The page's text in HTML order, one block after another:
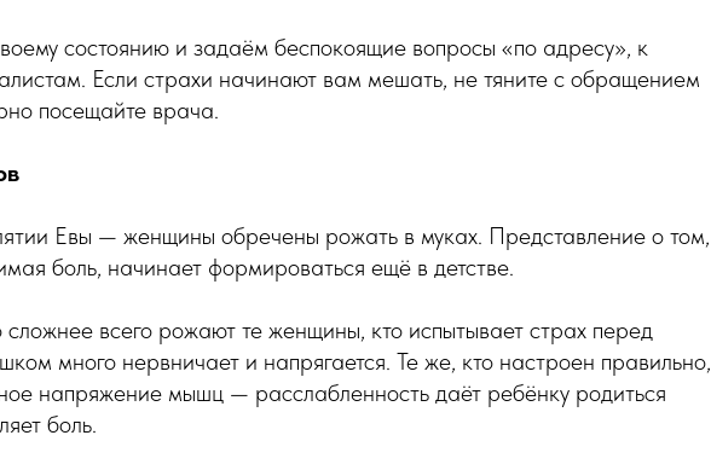
состоянию и задаём беспокоящие вопросы «по адресу», к
Если страхи начинают вам мешать, не тяните с обращением
посещайте врача.
Евы — женщины обречены рожать в муках. Представление о том,
боль, начинает формироваться ещё в детстве.
всего рожают те женщины, кто испытывает страх перед
много нервничает и напрягается. Те же, кто настроен правильно,
напряжение мышц — расслабленность даёт ребёнку родиться
боль.